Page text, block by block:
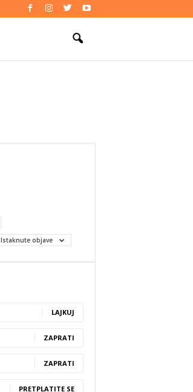
Istaknute objave
LAJKUJ
ZAPRATI
ZAPRATI
PRETPLATITE SE